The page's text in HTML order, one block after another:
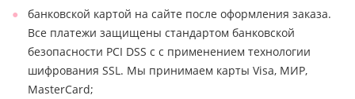
банковской картой на сайте после оформления заказа.
Все платежи защищены стандартом банковской
безопасности PCI DSS с с применением технологии
шифрования SSL. Мы принимаем карты Visa, МИР,
MasterCard;